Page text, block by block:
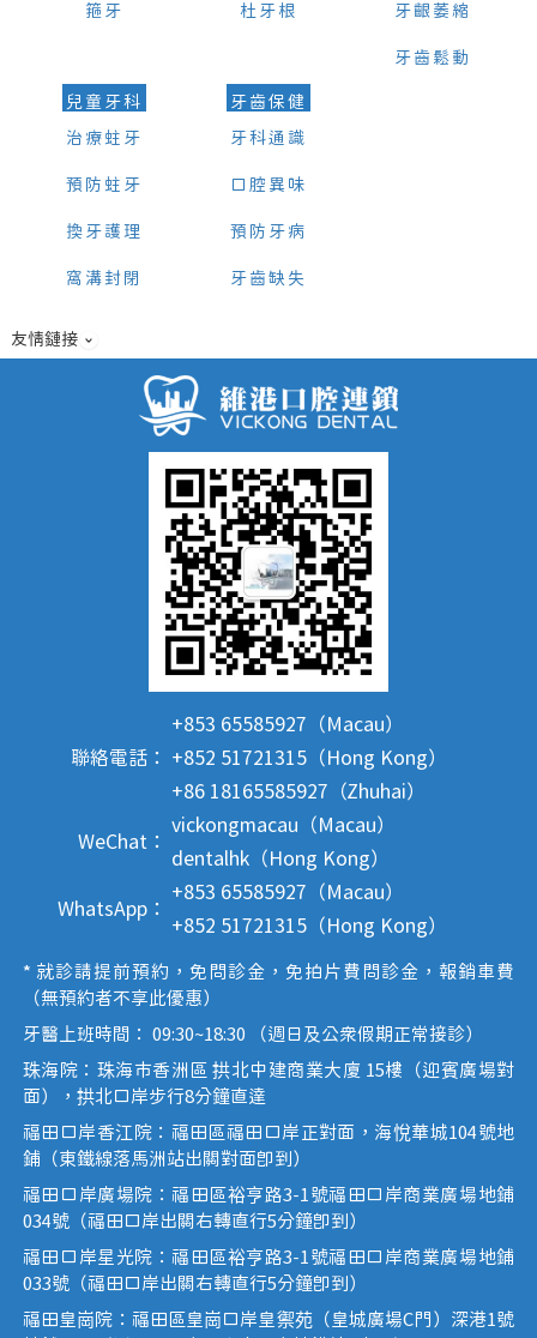
箍牙 杜牙根 牙齦萎縮
牙齒鬆動
兒童牙科
治療蛀牙
預防蛀牙
換牙護理
窩溝封閉
牙齒保健
牙科通識
口腔異味
預防牙病
牙齒缺失
友情鏈接
聯絡電話：
+853 65585927（Macau）
+852 51721315（Hong Kong）
+86 18165585927（Zhuhai）
WeChat：
vickongmacau（Macau）
dentalhk（Hong Kong）
WhatsApp：
+853 65585927（Macau）
+852 51721315（Hong Kong）
* 就診請提前預約，免問診金，免拍片費問診金，報銷車費
（無預約者不享此優惠）
牙醫上班時間： 09:30~18:30 （週日及公眾假期正常接診）
珠海院：珠海市香洲區 拱北中建商業大廈 15樓（迎賓廣場對
面），拱北口岸步行8分鐘直達
福田口岸香江院：福田區福田口岸正對面，海悅華城104號地
鋪（東鐵線落馬洲站出關對面即到）
福田口岸廣場院：福田區裕亨路3-1號福田口岸商業廣場地鋪
034號（福田口岸出關右轉直行5分鐘即到）
福田口岸星光院：福田區裕亨路3-1號福田口岸商業廣場地鋪
033號（福田口岸出關右轉直行5分鐘即到）
福田皇崗院：福田區皇崗口岸皇禦苑（皇城廣場C門）深港1號